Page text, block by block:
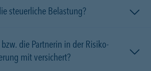
steuerliche Belastung?
die Partnerin in der Risiko­
mit versichert?